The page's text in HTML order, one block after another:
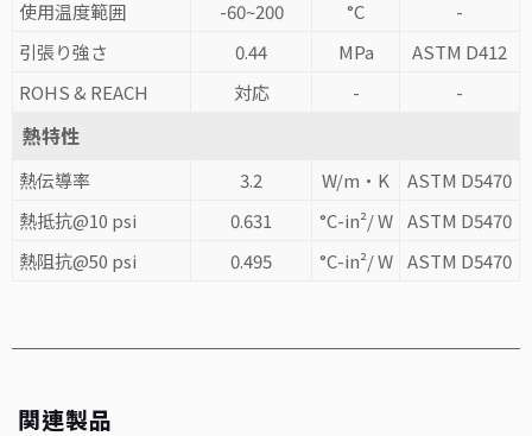
使用温度範囲 -60~200 °C
-
引張り強さ
0.44 MPa
ASTM D412
ROHS & REACH
対応 - -
熱特性
熱伝導率 3.2 W/m·K
ASTM D5470
熱抵抗@10 psi
0.631 °C-in²/ W ASTM D5470
熱阻抗@50 psi
0.495 °C-in²/ W ASTM D5470
関連製品